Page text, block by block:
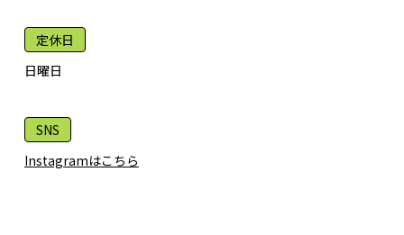
定休日
日曜日
SNS
Instagramはこちら